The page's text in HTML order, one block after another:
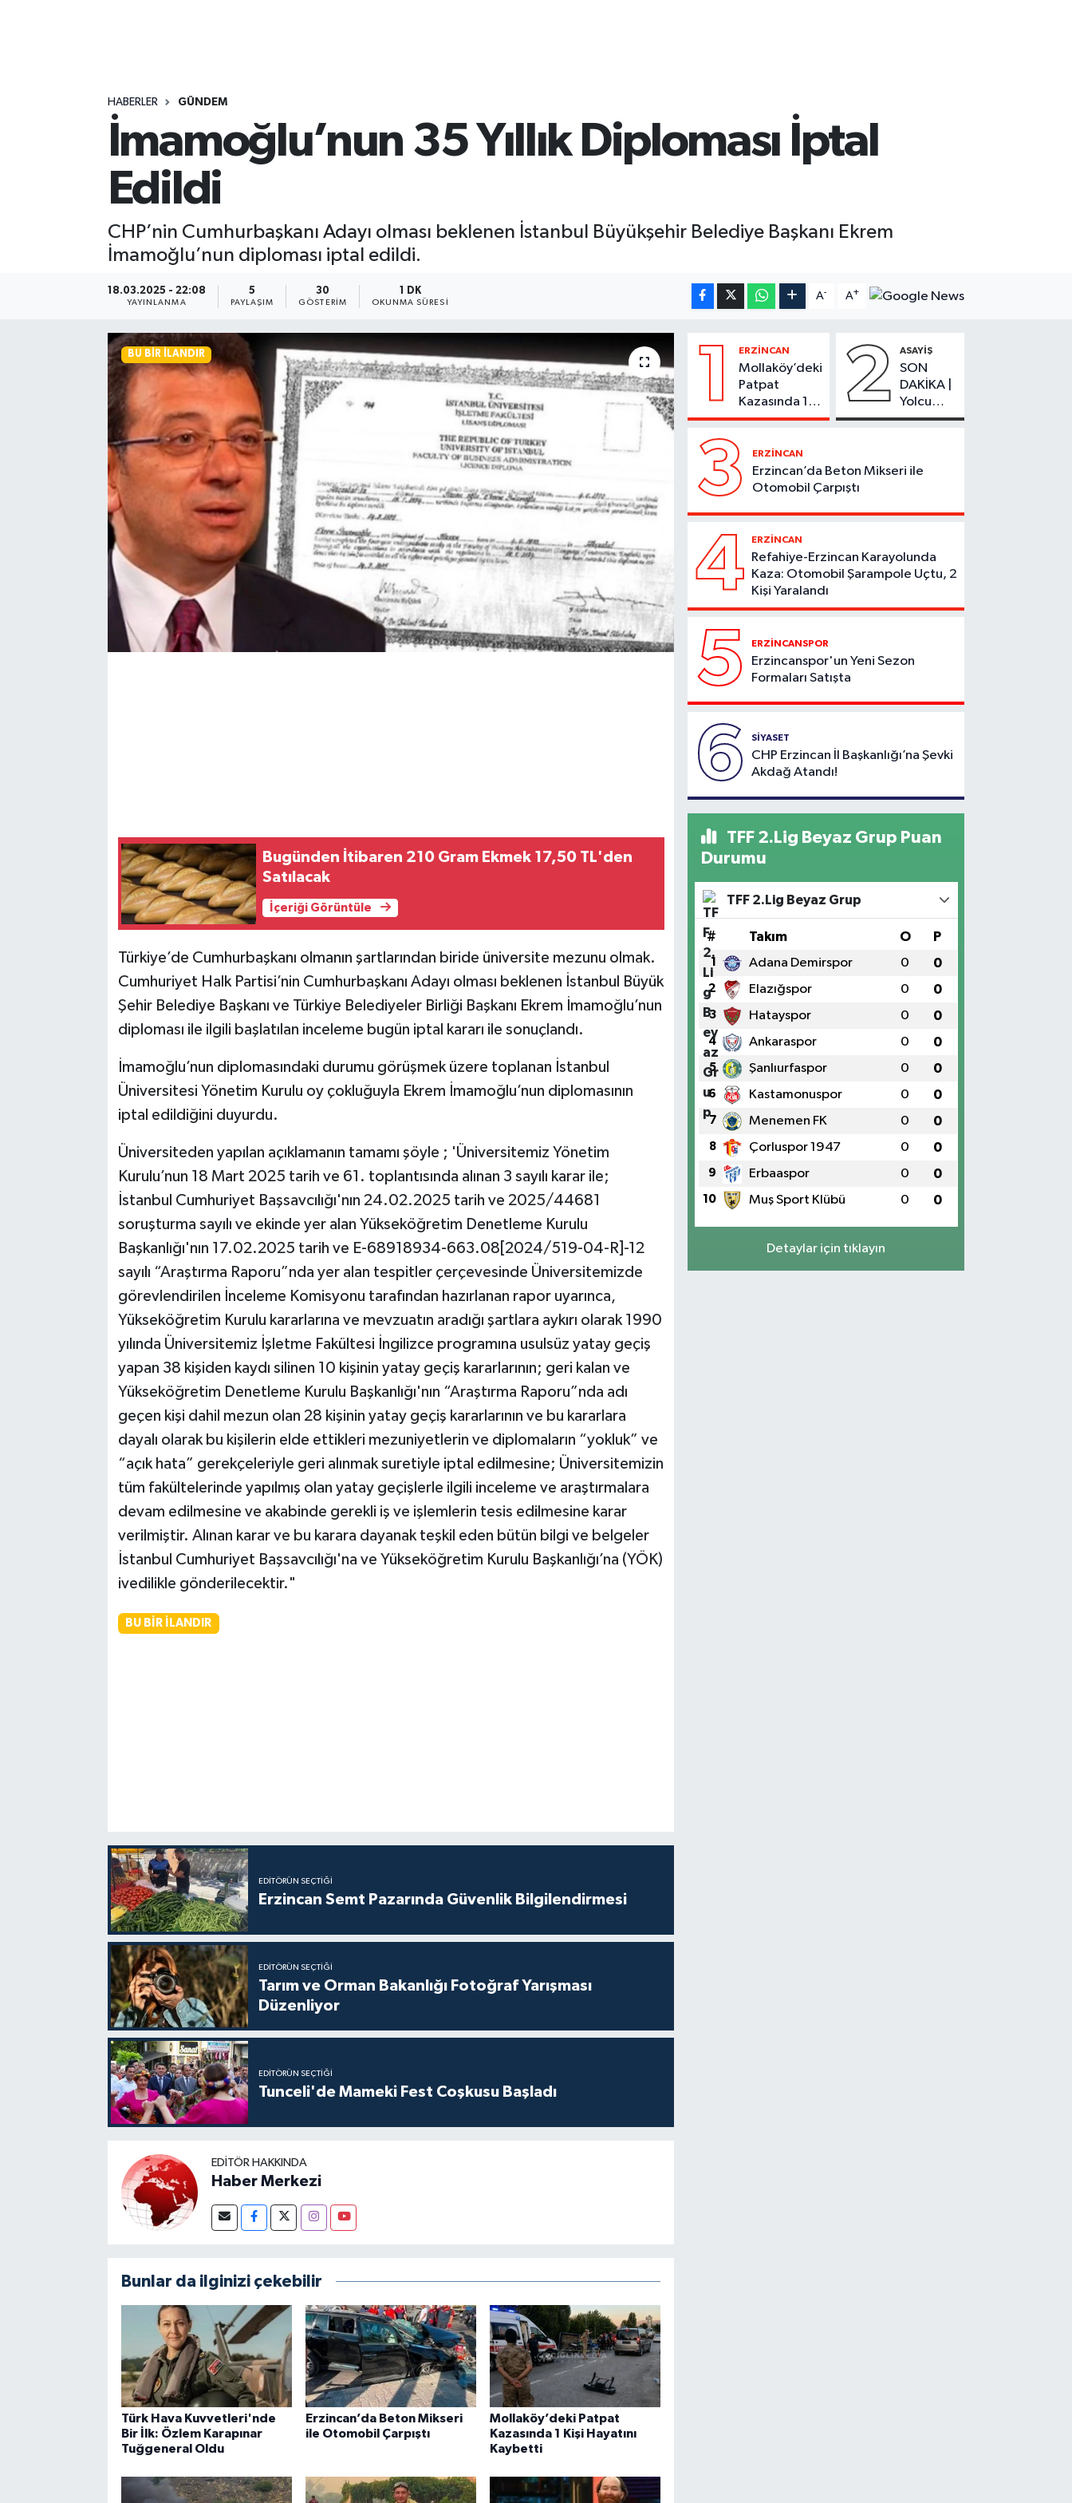
HABERLER GÜNDEM
İmamoğlu’nun 35 Yıllık Diploması İptal
Edildi
CHP’nin Cumhurbaşkanı Adayı olması beklenen İstanbul Büyükşehir Belediye Başkanı Ekrem
İmamoğlu’nun diploması iptal edildi.
18.03.2025 - 22:08
YAYINLANMA
5
PAYLAŞIM
30
GÖSTERIM
1 DK
OKUNMA SÜRESI
A- A+
BU BIR İLANDIR
Bugünden İtibaren 210 Gram Ekmek 17,50 TL'den
Satılacak
İçeriği Görüntüle
Türkiye’de Cumhurbaşkanı olmanın şartlarından biride üniversite mezunu olmak.
Cumhuriyet Halk Partisi’nin Cumhurbaşkanı Adayı olması beklenen İstanbul Büyük
Şehir Belediye Başkanı ve Türkiye Belediyeler Birliği Başkanı Ekrem İmamoğlu’nun
diploması ile ilgili başlatılan inceleme bugün iptal kararı ile sonuçlandı.
İmamoğlu’nun diplomasındaki durumu görüşmek üzere toplanan İstanbul
Üniversitesi Yönetim Kurulu oy çokluğuyla Ekrem İmamoğlu’nun diplomasının
iptal edildiğini duyurdu.
Üniversiteden yapılan açıklamanın tamamı şöyle ; 'Üniversitemiz Yönetim
Kurulu’nun 18 Mart 2025 tarih ve 61. toplantısında alınan 3 sayılı karar ile;
İstanbul Cumhuriyet Başsavcılığı'nın 24.02.2025 tarih ve 2025/44681
soruşturma sayılı ve ekinde yer alan Yükseköğretim Denetleme Kurulu
Başkanlığı'nın 17.02.2025 tarih ve E-68918934-663.08[2024/519-04-R]-12
sayılı “Araştırma Raporu”nda yer alan tespitler çerçevesinde Üniversitemizde
görevlendirilen İnceleme Komisyonu tarafından hazırlanan rapor uyarınca,
Yükseköğretim Kurulu kararlarına ve mevzuatın aradığı şartlara aykırı olarak 1990
yılında Üniversitemiz İşletme Fakültesi İngilizce programına usulsüz yatay geçiş
yapan 38 kişiden kaydı silinen 10 kişinin yatay geçiş kararlarının; geri kalan ve
Yükseköğretim Denetleme Kurulu Başkanlığı'nın “Araştırma Raporu”nda adı
geçen kişi dahil mezun olan 28 kişinin yatay geçiş kararlarının ve bu kararlara
dayalı olarak bu kişilerin elde ettikleri mezuniyetlerin ve diplomaların “yokluk” ve
“açık hata” gerekçeleriyle geri alınmak suretiyle iptal edilmesine; Üniversitemizin
tüm fakültelerinde yapılmış olan yatay geçişlerle ilgili inceleme ve araştırmalara
devam edilmesine ve akabinde gerekli iş ve işlemlerin tesis edilmesine karar
verilmiştir. Alınan karar ve bu karara dayanak teşkil eden bütün bilgi ve belgeler
İstanbul Cumhuriyet Başsavcılığı'na ve Yükseköğretim Kurulu Başkanlığı’na (YÖK)
ivedilikle gönderilecektir."
BU BIR İLANDIR
EDITÖRÜN SEÇTIĞI
Erzincan Semt Pazarında Güvenlik Bilgilendirmesi
EDITÖRÜN SEÇTIĞI
Tarım ve Orman Bakanlığı Fotoğraf Yarışması
Düzenliyor
EDITÖRÜN SEÇTIĞI
Tunceli'de Mameki Fest Coşkusu Başladı
EDITÖR HAKKINDA
Haber Merkezi
Bunlar da ilginizi çekebilir
Türk Hava Kuvvetleri'nde
Bir İlk: Özlem Karapınar
Tuğgeneral Oldu
Erzincan’da Beton Mikseri
ile Otomobil Çarpıştı
Mollaköy’deki Patpat
Kazasında 1 Kişi Hayatını
Kaybetti
1 ERZİNCAN
Mollaköy’deki
Patpat
Kazasında 1
Kişi Hayatını
2 ASAYİŞ
SON
DAKİKA |
Yolcu
Otobüsü
Oldu
3 ERZİNCAN
Erzincan’da Beton Mikseri ile
Otomobil Çarpıştı
4 ERZİNCAN
Refahiye-Erzincan Karayolunda
Kaza: Otomobil Şarampole Uçtu, 2
Kişi Yaralandı
5 ERZİNCANSPOR
Erzincanspor'un Yeni Sezon
Formaları Satışta
6 SİYASET
CHP Erzincan İl Başkanlığı’na Şevki
Akdağ Atandı!
TFF 2.Lig Beyaz Grup Puan
Durumu
TFF 2.Lig Beyaz Grup
# Takım O P
1 Adana Demirspor 0 0
2 Elazığspor 0 0
3 Hatayspor 0 0
4 Ankaraspor 0 0
5 Şanlıurfaspor 0 0
6 Kastamonuspor 0 0
7 Menemen FK 0 0
8 Çorluspor 1947 0 0
9 Erbaaspor 0 0
10 Muş Sport Klübü 0 0
Detaylar için tıklayın